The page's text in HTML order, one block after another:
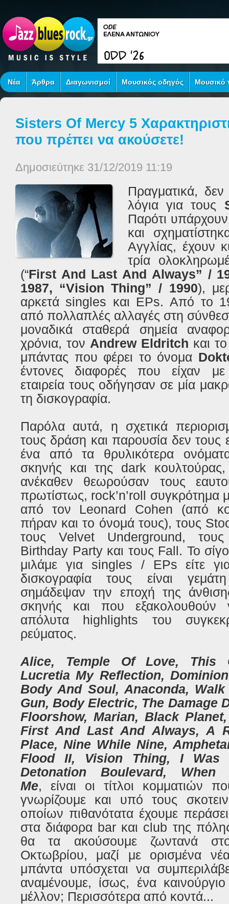
Νέα Άρθρα Διαγωνισμοί Μουσικός οδηγός Μουσικό
Sisters Of Mercy 5
που πρέπει να ακούσετε!
Δημοσιεύτηκε 31/12/2019 11:19
Πραγματικά, δεν
λόγια για τους
Παρότι
και
Αγγλίας, έχουν
τρία
(“First And Last And Always” /
1987, “Vision Thing” / 1990),
αρκετά singles και EPs. Από το
από πολλαπλές αλλαγές στη
μοναδικά σταθερά σημεία
χρόνια, τον Andrew Eldritch και
μπάντας που φέρει το όνομα
έντονες διαφορές που είχαν
εταιρεία τους οδήγησαν σε μία
τη δισκογραφία.
Παρόλα αυτά, η σχετικά
τους δράση και παρουσία δεν τους
ένα από τα θρυλικότερα
σκηνής και της dark κουλτούρας,
ανέκαθεν θεωρούσαν τους
πρωτίστως, rock’n’roll συγκρότημα
από τον Leonard Cohen (από
πήραν και το όνομά τους), τους
τους Velvet Underground,
Birthday Party και τους Fall. To
μιλάμε για singles / EPs είτε
δισκογραφία τους είναι
σημάδεψαν την εποχή της
σκηνής και που εξακολουθούν
απόλυτα highlights του
ρεύματος.
Alice, Temple Of Love, This
Lucretia My Reflection,
Body And Soul, Anaconda,
Gun, Body Electric, The Damage
Floorshow, Marian, Black
First And Last And Always, A
Place, Nine While Nine,
Flood II, Vision Thing, I Was
Detonation Boulevard,
Me, είναι οι τίτλοι κομματιών
γνωρίζουμε και υπό τους
οποίων πιθανότατα έχουμε
στα διάφορα bar και club της
θα τα ακούσουμε ζωντανά
Οκτωβρίου, μαζί με ορισμένα
μπάντα υπόσχεται να
αναμένουμε, ίσως, ένα
μέλλον; Περισσότερα από κοντά...